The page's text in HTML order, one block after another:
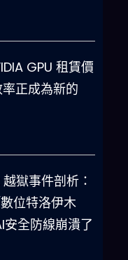
GPU 租賃價
正成為新的
獄事件剖析：
位特洛伊木
全防線崩潰了